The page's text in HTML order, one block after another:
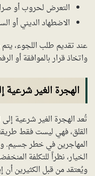
التعرض لحروب أو
الاضطهاد الديني أو
عند تقديم طلب اللجوء، يتم
واتخاذ قرار بالموافقة أو
الهجرة الغير شرعية
تُعد الهجرة الغير شرعية
القلق، فهي ليست فقط
المهاجرين في خطر جسيم.
الخيار، نظراً للتكلفة
ويُعتقد من قبل الكثيرين أن